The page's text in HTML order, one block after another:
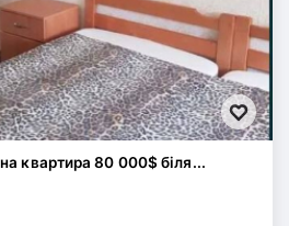
квартира 80 000$ біля...